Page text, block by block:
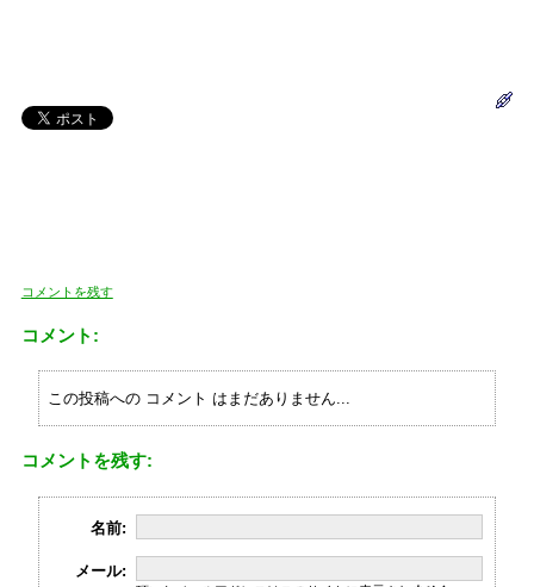
コメントを残す
コメント:
この投稿への コメント はまだありません...
コメントを残す:
名前:
メール: